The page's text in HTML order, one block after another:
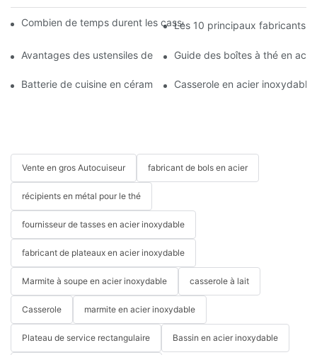
Combien de temps durent les casseroles et poêles en acier
Les 10 principaux fabricants
Avantages des ustensiles de cuisine en acier inoxydable
Guide des boîtes à thé en
Batterie de cuisine en céramique ou en acier inoxydable :
Casserole en acier inoxydable
Vente en gros Autocuiseur fabricant de bols en acier
récipients en métal pour le thé
fournisseur de tasses en acier inoxydable
fabricant de plateaux en acier inoxydable
Marmite à soupe en acier inoxydable casserole à lait
Casserole marmite en acier inoxydable
Plateau de service rectangulaire Bassin en acier inoxydable